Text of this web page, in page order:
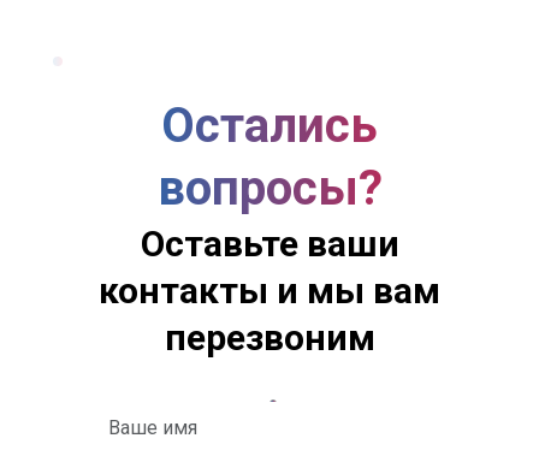
Остались
вопросы?
Оставьте ваши
контакты и мы вам
перезвоним